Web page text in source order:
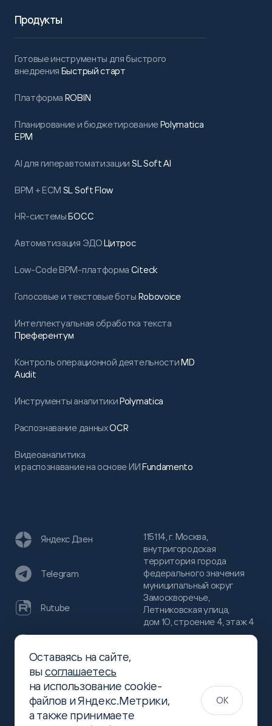
Продукты
Готовые инструменты для быстрого
внедрения Быстрый старт
Платформа ROBIN
Планирование и бюджетированиеPolymatica
EPM
AI для гиперавтоматизации SL Soft AI
BPM + ECM SL Soft Flow
HR-системыБОСС
Автоматизация ЭДОЦитрос
Low-Code BPM-платформа Citeck
Голосовые и текстовые боты Robovoice
Интеллектуальная обработка текста
Преферентум
Контроль операционной деятельностиMD
Audit
Инструменты аналитикиPolymatica
Распознавание данныхOCR
Видеоаналитика
и распознавание на основе ИИFundamento
115114, г. Москва,
внутригородская
территория города
федерального значения
муниципальный округ
Замоскворечье,
Летниковская улица,
дом 10, строение 4, этаж 4
(499)
444-16-51
info@slsoft.ru
Яндекс Дзен
Telegram
Rutube
Хабр
Оставаясь на сайте,
высоглашаетесь
на использование cookie-
файлов и Яндекс.Метрики,
а также принимаете
OK